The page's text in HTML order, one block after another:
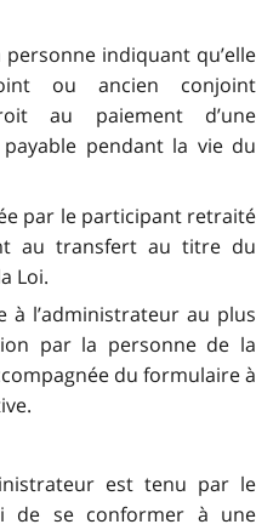
indiquant qu’elle
ou ancien conjoint
au paiement d’une
pendant la vie du
par le participant retraité
au transfert au titre du
Loi.
à l’administrateur au plus
par la personne de la
du formulaire à
est tenu par le
de se conformer à une